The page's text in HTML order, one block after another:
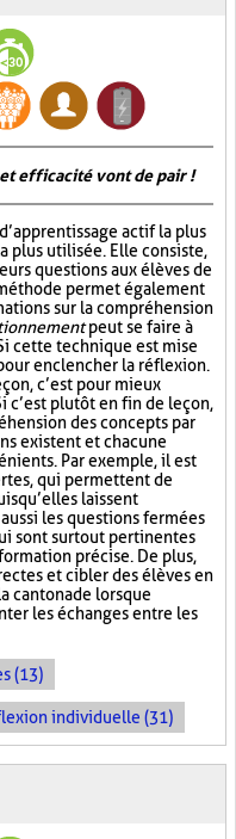
efficacité vont de pair !
actif la plus
plus utilisée. Elle consiste,
questions aux élèves de
permet également
sur la compréhension
peut se faire à
cette technique est mise
enclencher la réflexion.
c’est pour mieux
c’est plutôt en fin de leçon,
des concepts par
existent et chacune
Par exemple, il est
qui permettent de
laissent
les questions fermées
sont surtout pertinentes
précise. De plus,
et cibler des élèves en
cantonade lorsque
les échanges entre les
(13)
individuelle (31)